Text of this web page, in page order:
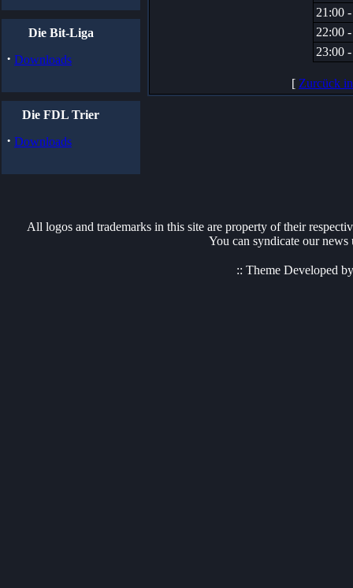
Die Bit-Liga
· Downloads
Die FDL Trier
· Downloads
21:00
22:00
23:00
[ Zurcück
All logos and trademarks in this site are property of their
You can syndicate our
:: Theme Developed